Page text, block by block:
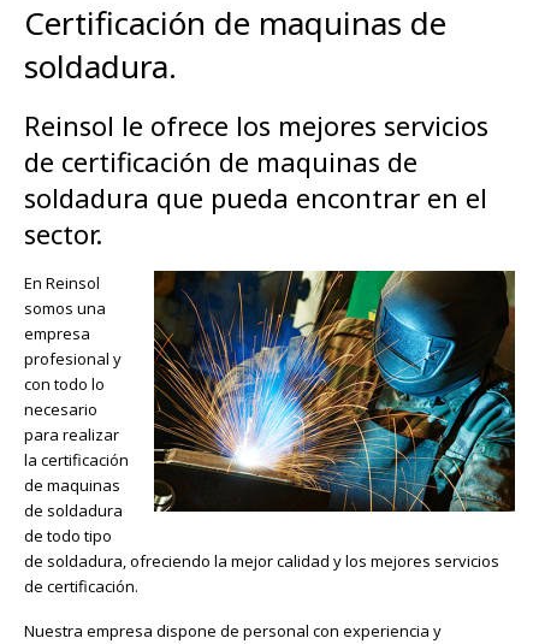
maquinas
Certificación de maquinas de
soldadura.
Reinsol le ofrece los mejores servicios
de certificación de maquinas de
soldadura que pueda encontrar en el
sector.
En Reinsol
somos una
empresa
profesional y
con todo lo
necesario
para realizar
la certificación
de maquinas
de soldadura
de todo tipo
de soldadura, ofreciendo la mejor calidad y los mejores servicios
de certificación.
Nuestra empresa dispone de personal con experiencia y